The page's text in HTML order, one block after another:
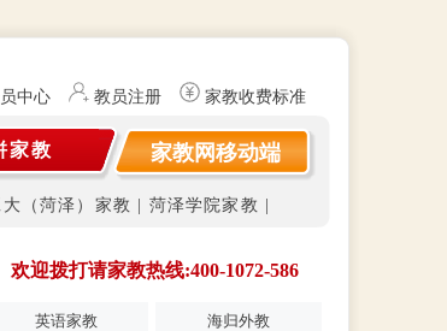
供勤工俭学、社会实践兼职信息的服务平台。平台不
中心 教员注册 家教收费标准
家教 家教网移动端
（菏泽）家教 菏泽学院家教
欢迎拨打请家教热线:400-1072-586
英语家教 海归外教